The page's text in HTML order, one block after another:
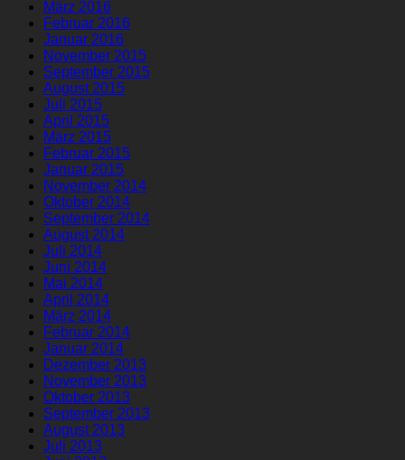
März 2016
Februar 2016
Januar 2016
November 2015
September 2015
August 2015
Juli 2015
April 2015
März 2015
Februar 2015
Januar 2015
November 2014
Oktober 2014
September 2014
August 2014
Juli 2014
Juni 2014
Mai 2014
April 2014
März 2014
Februar 2014
Januar 2014
Dezember 2013
November 2013
Oktober 2013
September 2013
August 2013
Juli 2013